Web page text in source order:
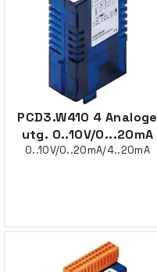
PCD3.W410 4 Analoge
utg. 0..10V/0...20mA
0..10V/0..20mA/4..20mA